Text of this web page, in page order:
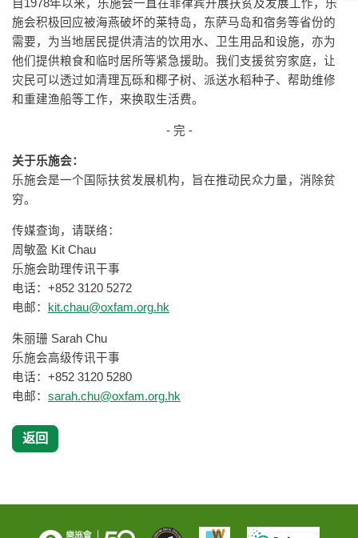
自1978年以来，乐施会一直在菲律宾开展扶贫及发展工作，乐
施会积极回应被海燕破坏的莱特岛，东萨马岛和宿务等省份的
需要，为当地居民提供清洁的饮用水、卫生用品和设施，亦为
他们提供粮食和临时居所等紧急援助。我们支援贫穷家庭，让
灾民可以透过如清理瓦砾和椰子树、派送水稻种子、帮助维修
和重建渔船等工作，来换取生活费。
- 完 -
关于乐施会：
乐施会是一个国际扶贫发展机构，旨在推动民众力量，消除贫
穷。
传媒查询，请联络：
周敏盈 Kit Chau
乐施会助理传讯干事
电话：+852 3120 5272
电邮：
kit.chau@oxfam.org.hk
朱丽珊 Sarah Chu
乐施会高级传讯干事
电话：+852 3120 5280
电邮： sarah.chu@oxfam.org.hk
返回